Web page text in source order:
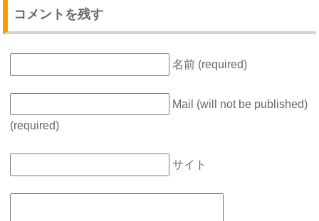
コメントを残す
名前 (required)
Mail (will not be published)
(required)
サイト